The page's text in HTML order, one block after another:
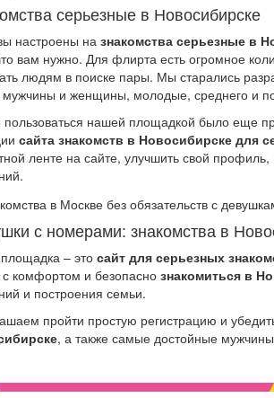
серьезные в Новосибирске
настроены на знакомства серьезные в
вам нужно. Для флирта есть огромное
людям в поиске пары. Мы старались
и женщины, молодые, среднего и
пользоваться нашей площадкой было еще
сайта знакомств в Новосибирске для
ленте на сайте, улучшить свой
с номерами: знакомства в
– это сайт для серьезных
с комфортом и безопасно знакомиться в
и построения семьи.
пройти простую регистрацию и
, а также самые достойные